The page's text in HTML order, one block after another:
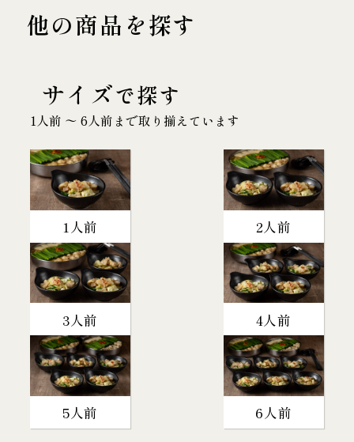
他の商品を探す
サイズで探す
1人前 〜 6人前まで取り揃えています
1人前 2人前
3人前 4人前
5人前 6人前